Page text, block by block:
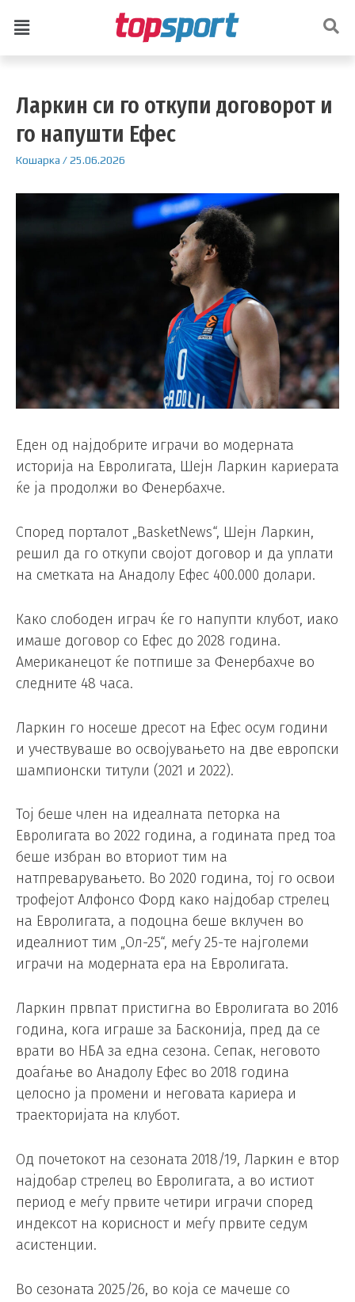
Ларкин си го откупи договорот и
го напушти Ефес
Кошарка /25.06.2026
Еден од најдобрите играчи во модерната
историја на Евролигата, Шејн Ларкин кариерата
ќе ја продолжи во Фенербахче.
Според порталот „BasketNews“, Шејн Ларкин,
решил да го откупи својот договор и да уплати
на сметката на Анадолу Ефес 400.000 долари.
Како слободен играч ќе го напупти клубот, иако
имаше договор со Ефес до 2028 година.
Американецот ќе потпише за Фенербахче во
следните 48 часа.
Ларкин го носеше дресот на Ефес осум години
и учествуваше во освојувањето на две европски
шампионски титули (2021 и 2022).
Тој беше член на идеалната петорка на
Евролигата во 2022 година, а годината пред тоа
беше избран во вториот тим на
натпреварувањето. Во 2020 година, тој го освои
трофејот Алфонсо Форд како најдобар стрелец
на Евролигата, а подоцна беше вклучен во
идеалниот тим „Ол-25“, меѓу 25-те најголеми
играчи на модерната ера на Евролигата.
Ларкин првпат пристигна во Евролигата во 2016
година, кога играше за Басконија, пред да се
врати во НБА за една сезона. Сепак, неговото
доаѓање во Анадолу Ефес во 2018 година
целосно ја промени и неговата кариера и
траекторијата на клубот.
Од почетокот на сезоната 2018/19, Ларкин е втор
најдобар стрелец во Евролигата, а во истиот
период е меѓу првите четири играчи според
индексот на корисност и меѓу првите седум
асистенции.
Во сезоната 2025/26, во која се мачеше со